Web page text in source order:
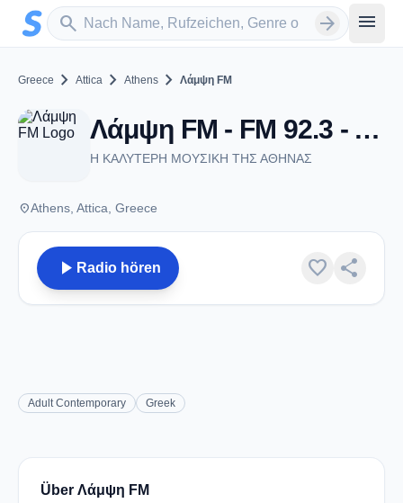
Zum Hauptinhalt springen
search
Sender suchen arrow_forward menu
Greece chevron_right Attica chevron_right Athens chevron_right Λάμψη FM
Λάμψη FM - FM 92.3 - Athens
H ΚΑΛΥΤΕΡΗ ΜΟΥΣΙΚΗ ΤΗΣ ΑΘΗΝΑΣ
placeAthens, Attica, Greece
play_arrow Radio hören favorite share
Adult Contemporary Greek
Über Λάμψη FM